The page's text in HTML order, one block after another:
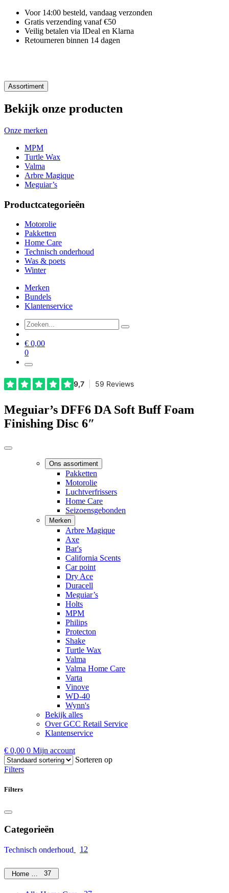
Voor 14:00 besteld, vandaag verzonden
Gratis verzending vanaf €50
Veilig betalen via IDeal en Klarna
Retourneren binnen 14 dagen
Assortiment
Bekijk onze producten
Onze merken
MPM
Turtle Wax
Valma
Arbre Magique
Meguiar’s
Productcategorieën
Motorolie
Pakketten
Home Care
Technisch onderhoud
Was & poets
Winter
Merken
Bundels
Klantenservice
€ 0,00
0
Meguiar’s DFF6 DA Soft Buff Foam
Finishing Disc 6″
Ons assortiment
Pakketten
Motorolie
Luchtverfrissers
Home Care
Seizoensgebonden
Merken
Arbre Magique
Axe
Bar's
California Scents
Car point
Dry Ace
Duracell
Meguiar’s
Holts
MPM
Philips
Protecton
Shake
Turtle Wax
Valma
Valma Home Care
Varta
Vinove
WD-40
Wynn's
Bekijk alles
Over GCC Retail Service
Klantenservice
€ 0,00 0 Mijn account
Sorteren op
Filters
Filters
Categorieën
Technisch onderhoud 12
Home Care37